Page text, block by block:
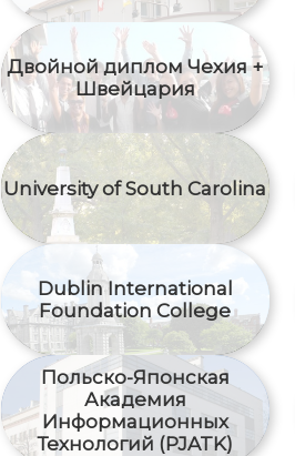
Двойной диплом Чехия +
Швейцария
University of South Carolina
Dublin International
Foundation College
Польско-Японская
Академия
Информационных
Технологий (PJATK)